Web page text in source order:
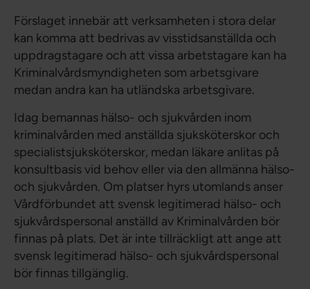
Förslaget innebär att verksamheten i stora delar
kan komma att bedrivas av visstidsanställda och
uppdragstagare och att vissa arbetstagare kan ha
Kriminalvårdsmyndigheten som arbetsgivare
medan andra kan ha utländska arbetsgivare.
Idag bemannas hälso- och sjukvården inom
kriminalvården med anställda sjuksköterskor och
specialistsjuksköterskor, medan läkare anlitas på
konsultbasis vid behov eller via den allmänna hälso-
och sjukvården. Om platser hyrs utomlands anser
Vårdförbundet att svensk legitimerad hälso- och
sjukvårdspersonal anställd av Kriminalvården bör
finnas på plats. Det är inte tillräckligt att ange att
svensk legitimerad hälso- och sjukvårdspersonal
bör finnas tillgänglig.